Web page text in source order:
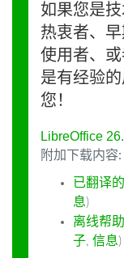
如果您是
热衷者、早
使用者、
是有经验
您！
LibreOffice
附加下载内容:
已翻译
息)
离线帮
子, 信息)